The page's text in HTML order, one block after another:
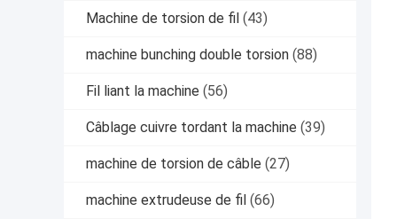
Machine de torsion de fil (43)
machine bunching double torsion (88)
Fil liant la machine (56)
Câblage cuivre tordant la machine (39)
machine de torsion de câble (27)
machine extrudeuse de fil (66)